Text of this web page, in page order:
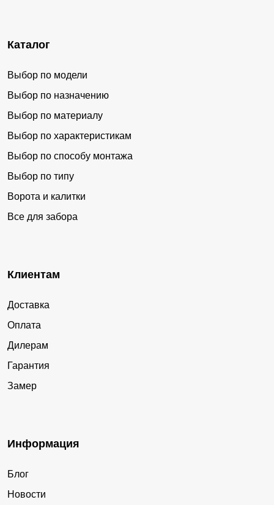
Каталог
Выбор по модели
Выбор по назначению
Выбор по материалу
Выбор по характеристикам
Выбор по способу монтажа
Выбор по типу
Ворота и калитки
Все для забора
Клиентам
Доставка
Оплата
Дилерам
Гарантия
Замер
Информация
Блог
Новости